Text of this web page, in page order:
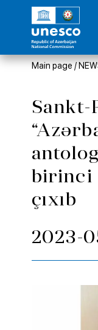
Main page /
Sankt-
birinci
çıxıb
2023-